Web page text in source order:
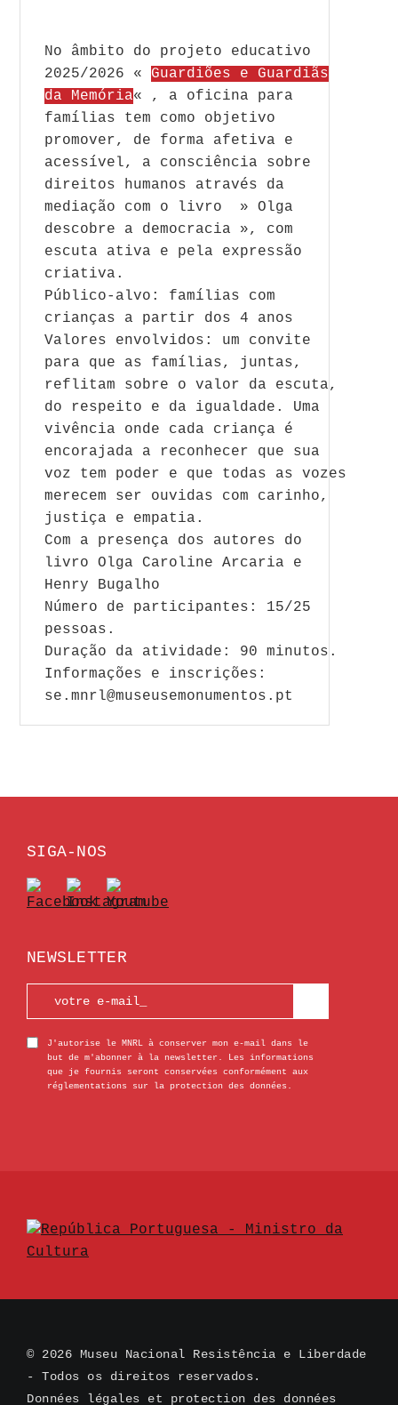
No âmbito do projeto educativo
2025/2026 « Guardiões e Guardiãs
da Memória« , a oficina para
famílias tem como objetivo
promover, de forma afetiva e
acessível, a consciência sobre
direitos humanos através da
mediação com o livro » Olga
descobre a democracia », com
escuta ativa e pela expressão
criativa.
Público-alvo: famílias com
crianças a partir dos 4 anos
Valores envolvidos: um convite
para que as famílias, juntas,
reflitam sobre o valor da escuta,
do respeito e da igualdade. Uma
vivência onde cada criança é
encorajada a reconhecer que sua
voz tem poder e que todas as vozes
merecem ser ouvidas com carinho,
justiça e empatia.
Com a presença dos autores do
livro Olga Caroline Arcaria e
Henry Bugalho
Número de participantes: 15/25
pessoas.
Duração da atividade: 90 minutos.
Informações e inscrições:
se.mnrl@museusemonumentos.pt
SIGA-NOS
NEWSLETTER
J'autorise le MNRL à conserver mon e-mail dans le
but de m'abonner à la newsletter. Les informations
que je fournis seront conservées conformément aux
réglementations sur la protection des données.
© 2026 Museu Nacional Resistência e Liberdade
- Todos os direitos reservados.
Données légales et protection des données